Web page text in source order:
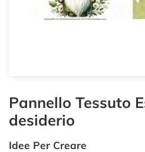
Pannello Tessuto
desiderio
Idee Per Creare